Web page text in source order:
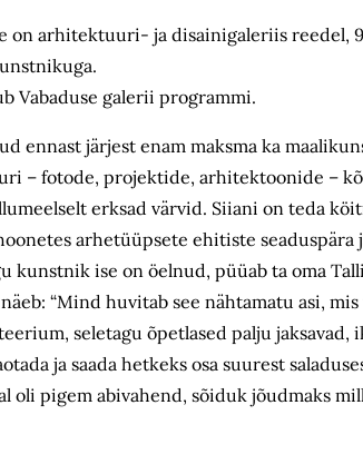
on arhitektuuri- ja disainigaleriis reedel,
Vabaduse galerii programmi.
ennast järjest enam maksma ka
– fotode, projektide, arhitektoonide –
erksad värvid. Siiani on teda
arhetüüpsete ehitiste seaduspära
kunstnik ise on öelnud, püüab ta oma
“Mind huvitab see nähtamatu asi,
seletagu õpetlased palju jaksavad,
ja saada hetkeks osa suurest
oli pigem abivahend, sõiduk jõudmaks